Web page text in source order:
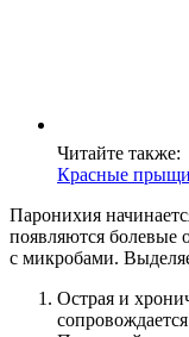
Читайте также:
Красные
Паронихия
появляются
с микробами.
Острая и